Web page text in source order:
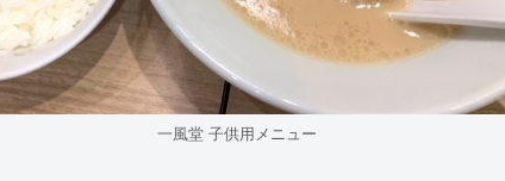
一風堂 子供用メニュー